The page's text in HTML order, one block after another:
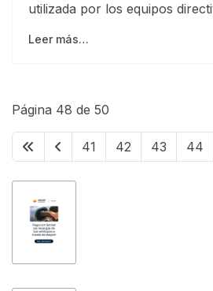
utilizada por los equipos
Leer más…
Página 48 de 50
41 42 43 44